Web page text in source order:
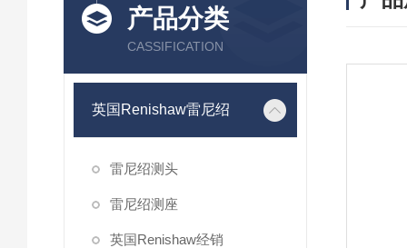
产品分类
CASSIFICATION
英国Renishaw雷尼绍
雷尼绍测头
雷尼绍测座
英国Renishaw经销